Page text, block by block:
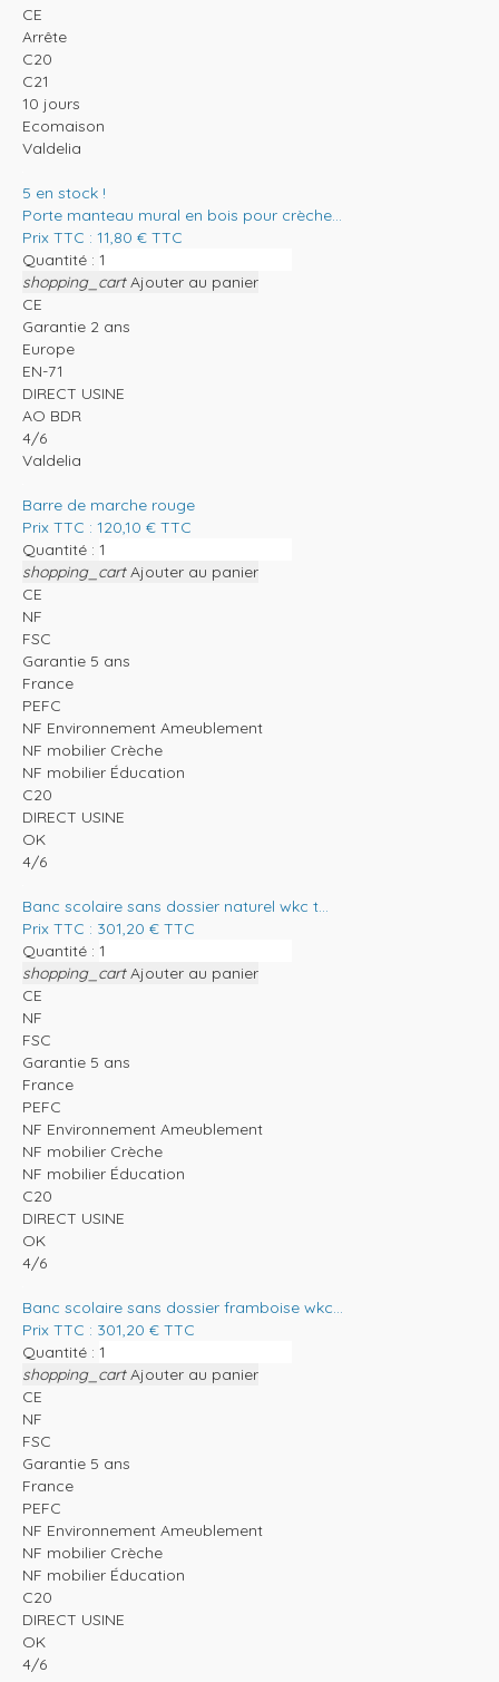
CE
Arrête
C20
C21
10 jours
Ecomaison
Valdelia
5 en stock !
Porte manteau mural en bois pour crèche...
Prix TTC : 11,80 € TTC
Quantité :
shopping_cart Ajouter au panier
CE
Garantie 2 ans
Europe
EN-71
DIRECT USINE
AO BDR
4/6
Valdelia
Barre de marche rouge
Prix TTC : 120,10 € TTC
Quantité :
shopping_cart Ajouter au panier
CE
NF
FSC
Garantie 5 ans
France
PEFC
NF Environnement Ameublement
NF mobilier Crèche
NF mobilier Éducation
C20
DIRECT USINE
OK
4/6
Banc scolaire sans dossier naturel wkc t...
Prix TTC : 301,20 € TTC
Quantité :
shopping_cart Ajouter au panier
CE
NF
FSC
Garantie 5 ans
France
PEFC
NF Environnement Ameublement
NF mobilier Crèche
NF mobilier Éducation
C20
DIRECT USINE
OK
4/6
Banc scolaire sans dossier framboise wkc...
Prix TTC : 301,20 € TTC
Quantité :
shopping_cart Ajouter au panier
CE
NF
FSC
Garantie 5 ans
France
PEFC
NF Environnement Ameublement
NF mobilier Crèche
NF mobilier Éducation
C20
DIRECT USINE
OK
4/6